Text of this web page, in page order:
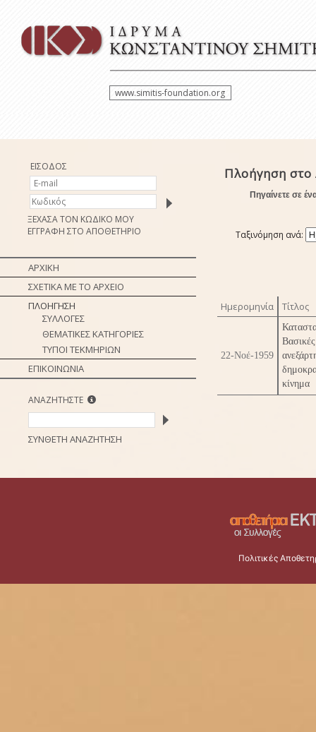
www.simitis-foundation.org
ΕΙΣΟΔΟΣ
ΞΕΧΑΣΑ ΤΟΝ ΚΩΔΙΚΟ ΜΟΥ
ΕΓΓΡΑΦΗ ΣΤΟ ΑΠΟΘΕΤΗΡΙΟ
ΑΡΧΙΚΗ
ΣΧΕΤΙΚΑ ΜΕ ΤΟ ΑΡΧΕΙΟ
ΠΛΟΗΓΗΣΗ
ΣΥΛΛΟΓΕΣ
ΘΕΜΑΤΙΚΕΣ ΚΑΤΗΓΟΡΙΕΣ
ΤΥΠΟΙ ΤΕΚΜΗΡΙΩΝ
ΕΠΙΚΟΙΝΩΝΙΑ
ΑΝΑΖΗΤΗΣΤΕ
ΣΥΝΘΕΤΗ ΑΝΑΖΗΤΗΣΗ
Πλοήγηση
Πηγαίνετε σε
Ταξινόμηση ανά:
Ημερομηνία Τίτλος
22-Νοέ-1959
κίνημα